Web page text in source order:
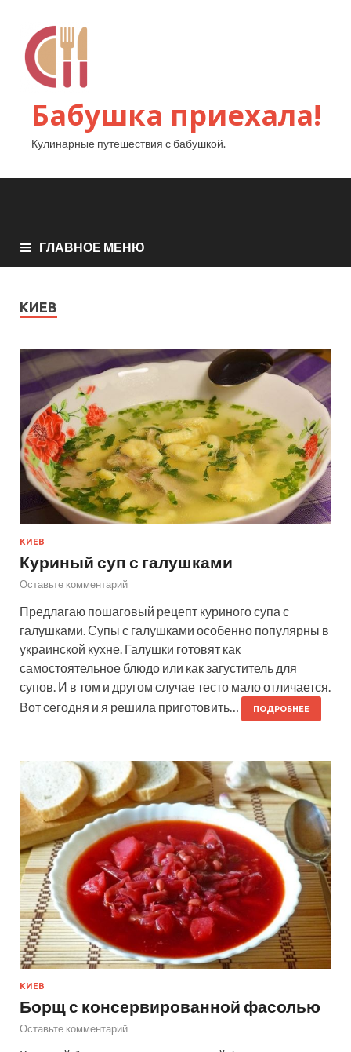
Бабушка приехала!
Кулинарные путешествия с бабушкой.
ГЛАВНОЕ МЕНЮ
КИЕВ
КИЕВ
Куриный суп с галушками
Оставьте комментарий
Предлагаю пошаговый рецепт куриного супа с
галушками. Супы с галушками особенно популярны в
украинской кухне. Галушки готовят как
самостоятельное блюдо или как загуститель для
супов. И в том и другом случае тесто мало отличается.
Вот сегодня и я решила приготовить…
ПОДРОБНЕЕ
КИЕВ
Борщ с консервированной фасолью
Оставьте комментарий